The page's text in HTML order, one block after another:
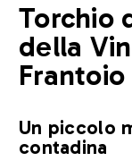
Torchio
della
Un piccolo
contadina